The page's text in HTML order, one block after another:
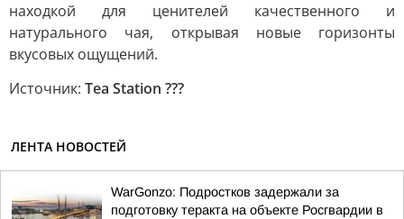
находкой для ценителей качественного и
натурального чая, открывая новые горизонты
вкусовых ощущений.
Источник: Tea Station ???
ЛЕНТА НОВОСТЕЙ
WarGonzo: Подростков задержали за
подготовку теракта на объекте Росгвардии в